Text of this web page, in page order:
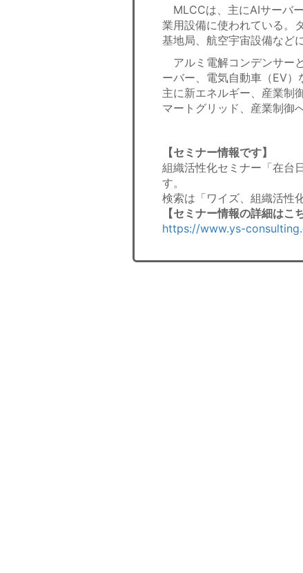
MLCCは、主にAIサーバ
業用設備に使われている。
基地局、航空宇宙設備など
アルミ電解コンデンサー
ーバー、電気自動車（EV
主に新エネルギー、産業制
マートグリッド、産業制御
【セミナー情報です】
組織活性化セミナー「在台
す。
検索は「ワイズ、組織活性
【セミナー情報の詳細はこ
https://www.ys-